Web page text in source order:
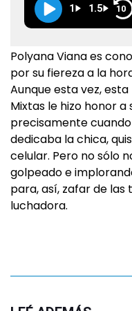
1 1.5 10
Polyana Viana es
por su fiereza a la
Aunque esta vez,
Mixtas le hizo honor a
precisamente
dedicaba la chica,
celular. Pero no sólo
golpeado e
para, así, zafar de
luchadora.